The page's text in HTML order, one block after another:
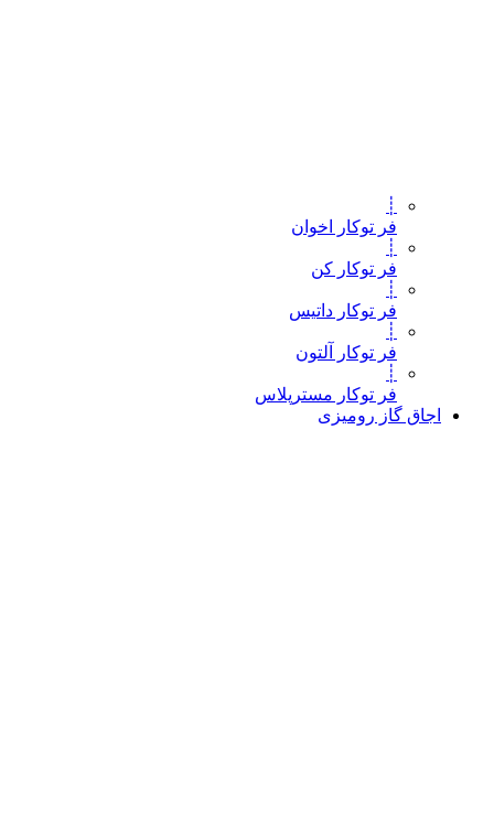
┊
فر توکار اخوان
┊
فر توکار کن
┊
فر توکار داتیس
┊
فر توکار آلتون
┊
فر توکار مسترپلاس
اجاق گاز رومیزی